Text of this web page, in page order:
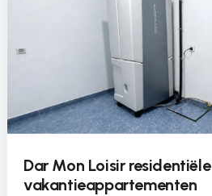
Dar Mon Loisir residentiële
vakantieappartementen